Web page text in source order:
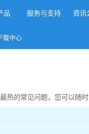
品 服务与支持 资讯
载中心
热的常见问题，您可以随